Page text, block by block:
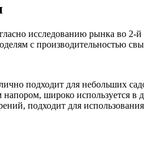
исследованию рынка во
с производительностью
подходит для небольших
широко используется в
подходит для